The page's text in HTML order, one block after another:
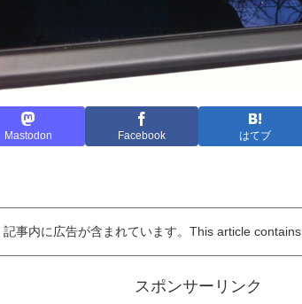
Mastodon Facebook はてブ
記事内に広告が含まれています。This article
スポンサーリンク